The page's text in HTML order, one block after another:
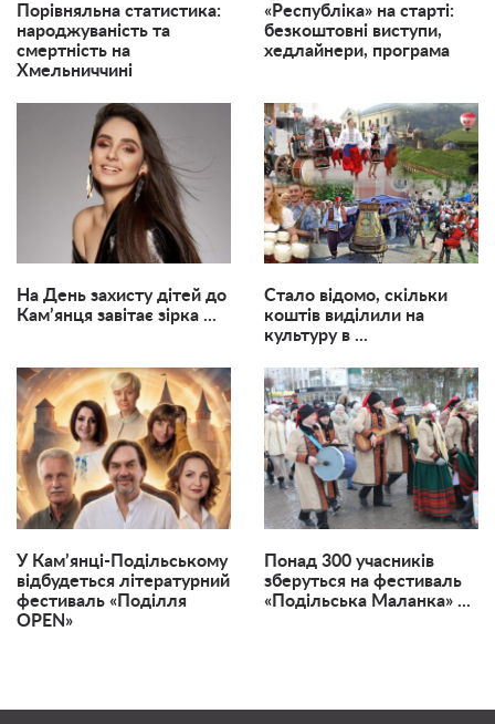
Порівняльна статистика:
народжуваність та
смертність на
Хмельниччині
«Республіка» на старті:
безкоштовні виступи,
хедлайнери, програма
На День захисту дітей до
Кам’янця завітає зірка ...
Стало відомо, скільки
коштів виділили на
культуру в ...
У Кам’янці-Подільському
відбудеться літературний
фестиваль «Поділля
OPEN»
Понад 300 учасників
зберуться на фестиваль
«Подільська Маланка» ...